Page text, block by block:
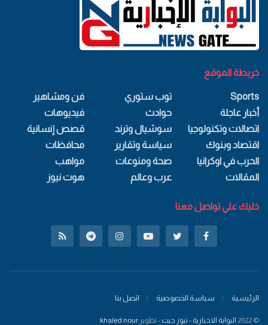
خريطة الموقع
Sports
أخبار عاجلة
اتصالات وتكنولوجيا
اقتصاد وبنوك
الحرب في اوكرانيا
المقالات
توب ستوري
حوادث
سوشيال وترند
سياسة وتقارير
صحة ومنوعات
عرب وعالم
فن ومشاهير
فيديوهات
قصص إنسانية
محافظات
مواهب
هوت نيوز
خليك علي تواصل معنا
الرئيسية سياسة الخصوصية اتصل بنا
© 2022 البوابة الاخبارية - نيوز جيت - تطوير khaled nour
.